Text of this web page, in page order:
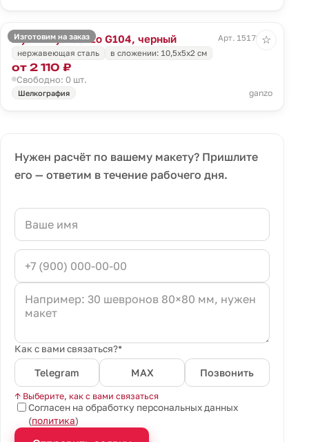
Изготовим на заказ
Мультитул Ganzo G104, черный
Арт. 15172.30
нержавеющая сталь
в сложении: 10,5х5х2 см
от 2 110 ₽
Свободно: 0 шт.
Шелкография ganzo
☆
Нужен расчёт по вашему макету? Пришлите
его — ответим в течение рабочего дня.
Как с вами связаться?*
Telegram MAX Позвонить
↑ Выберите, как с вами связаться
Согласен на обработку персональных данных
(политика)